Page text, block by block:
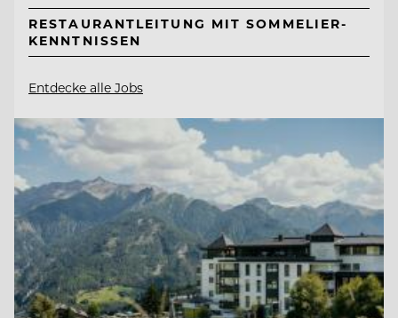
RESTAURANTLEITUNG MIT SOMMELIER-
KENNTNISSEN
Entdecke alle Jobs